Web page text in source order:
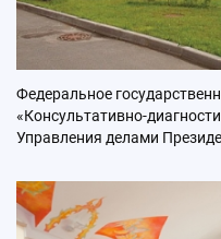
Федеральное
«Консультативно-
Управления делами